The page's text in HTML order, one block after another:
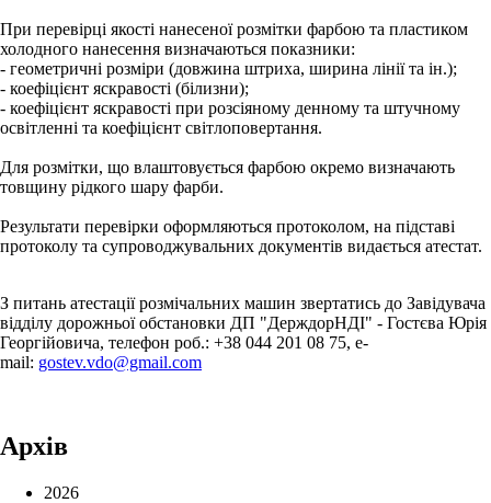
При перевірці якості нанесеної розмітки фарбою та пластиком
холодного нанесення визначаються показники:
- геометричні розміри (довжина штриха, ширина лінії та ін.);
- коефіцієнт яскравості (білизни);
- коефіцієнт яскравості при розсіяному денному та штучному
освітленні та коефіцієнт світлоповертання.
Для розмітки, що влаштовується фарбою окремо визначають
товщину рідкого шару фарби.
Результати перевірки оформляються протоколом, на підставі
протоколу та супроводжувальних документів видається атестат.
З питань атестації розмічальних машин звертатись до Завідувача
відділу дорожньої обстановки ДП "ДерждорНДІ" - Гостєва Юрія
Георгійовича, телефон роб.: +38 044 201 08 75, e-
mail: gostev.vdo@gmail.com
Архів
2026